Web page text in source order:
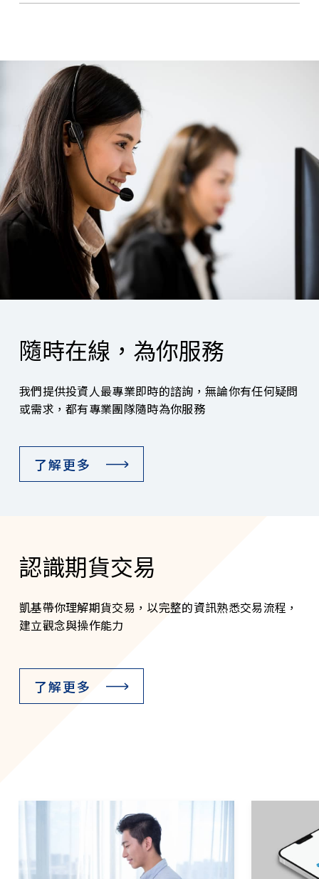
隨時在線，為你服務
我們提供投資人最專業即時的諮詢，無論你有任何疑問
或需求，都有專業團隊隨時為你服務
了解更多
認識期貨交易
凱基帶你理解期貨交易，以完整的資訊熟悉交易流程，
建立觀念與操作能力
了解更多